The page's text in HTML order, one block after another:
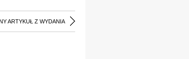
ARTYKUŁ Z WYDANIA